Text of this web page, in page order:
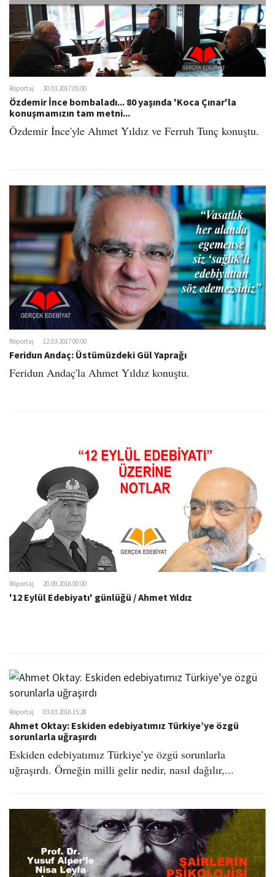
Röportaj 30.03.2017 05:00
Özdemir İnce bombaladı... 80 yaşında 'Koca Çınar'la
konuşmamızın tam metni...
Özdemir İnce'yle Ahmet Yıldız ve Ferruh Tunç konuştu.
Röportaj 12.03.2017 00:00
Feridun Andaç: Üstümüzdeki Gül Yaprağı
Feridun Andaç'la Ahmet Yıldız konuştu.
Röportaj 20.09.2016 00:00
'12 Eylül Edebiyatı' günlüğü / Ahmet Yıldız
Röportaj 03.03.2016 15:28
Ahmet Oktay: Eskiden edebiyatımız Türkiye’ye özgü
sorunlarla uğraşırdı
Eskiden edebiyatımız Türkiye’ye özgü sorunlarla
uğraşırdı. Örneğin milli gelir nedir, nasıl dağılır,...